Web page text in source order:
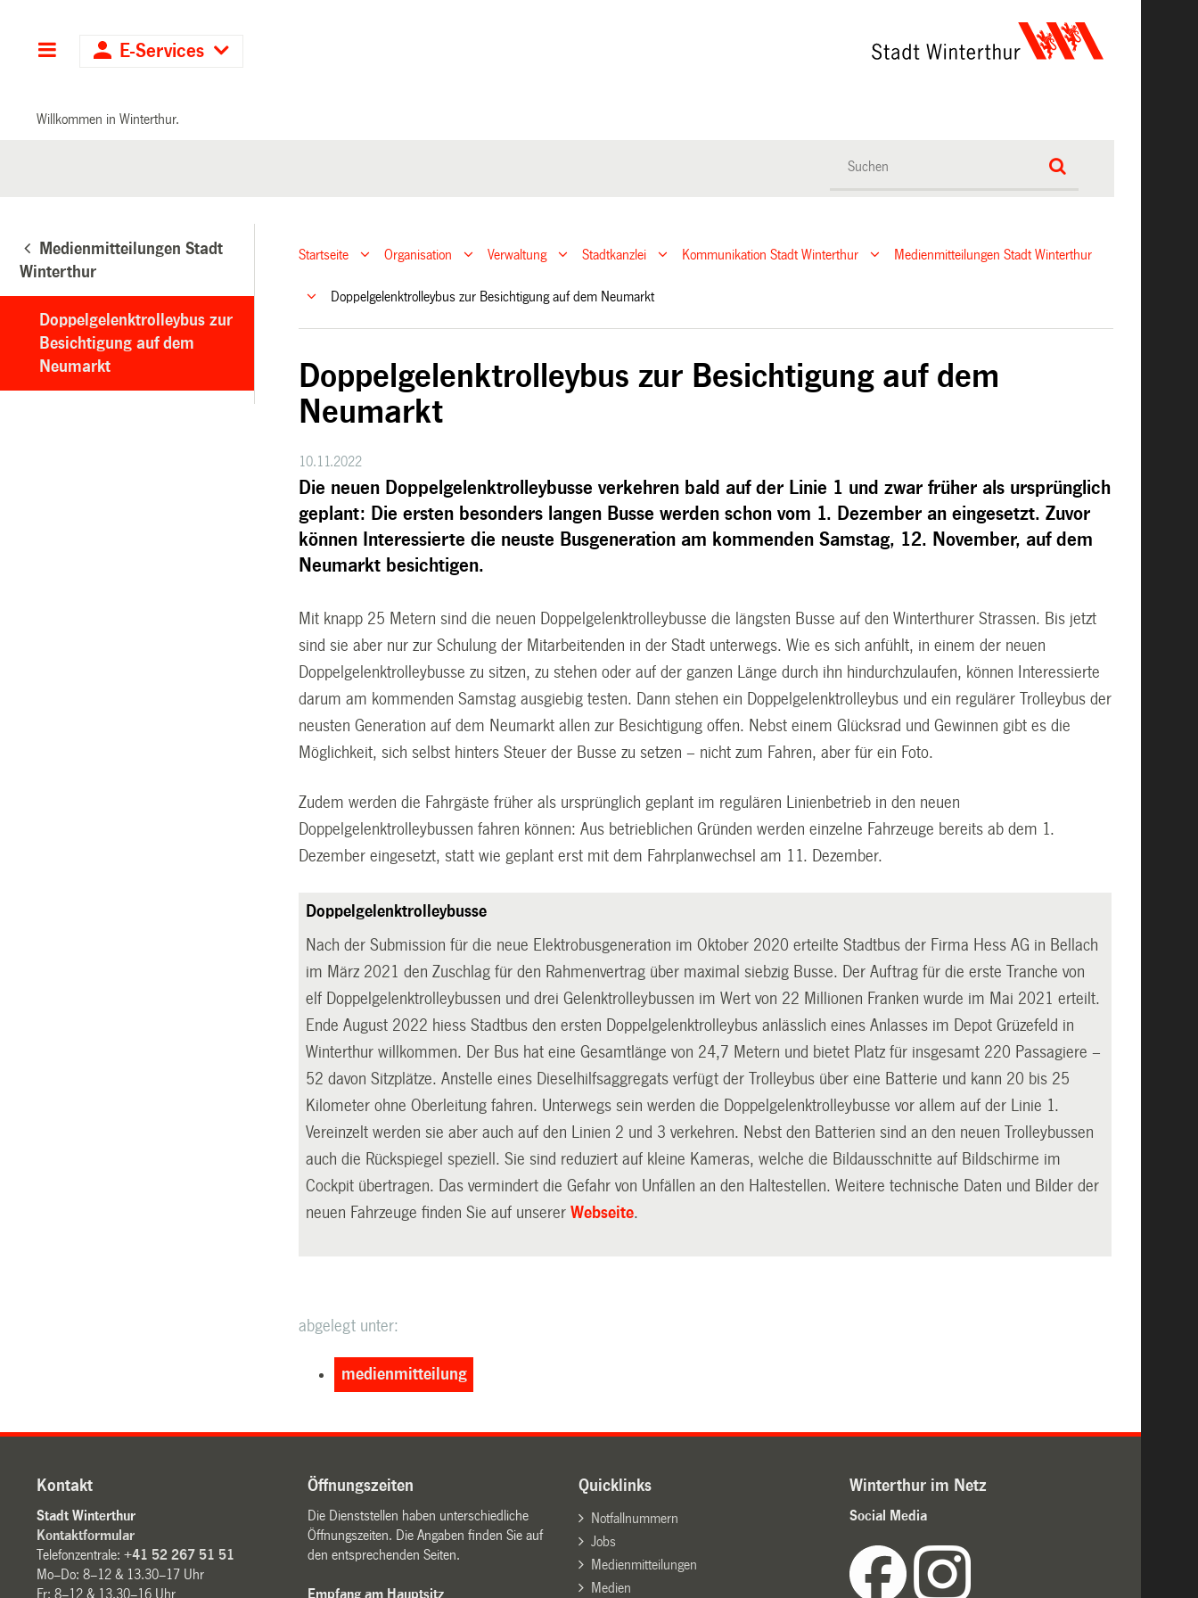
Hauptnavigation
E-Services
Willkommen in Winterthur.
Medienmitteilungen Stadt
Winterthur
Doppelgelenktrolleybus zur
Besichtigung auf dem
Neumarkt
Startseite Organisation Verwaltung Stadtkanzlei Kommunikation Stadt Winterthur Medienmitteilungen Stadt Winterthur
Doppelgelenktrolleybus zur Besichtigung auf dem Neumarkt
Doppelgelenktrolleybus zur Besichtigung auf dem
Neumarkt
10.11.2022
Die neuen Doppelgelenktrolleybusse verkehren bald auf der Linie 1 und zwar früher als ursprünglich
geplant: Die ersten besonders langen Busse werden schon vom 1. Dezember an eingesetzt. Zuvor
können Interessierte die neuste Busgeneration am kommenden Samstag, 12. November, auf dem
Neumarkt besichtigen.
Mit knapp 25 Metern sind die neuen Doppelgelenktrolleybusse die längsten Busse auf den Winterthurer Strassen. Bis jetzt
sind sie aber nur zur Schulung der Mitarbeitenden in der Stadt unterwegs. Wie es sich anfühlt, in einem der neuen
Doppelgelenktrolleybusse zu sitzen, zu stehen oder auf der ganzen Länge durch ihn hindurchzulaufen, können Interessierte
darum am kommenden Samstag ausgiebig testen. Dann stehen ein Doppelgelenktrolleybus und ein regulärer Trolleybus der
neusten Generation auf dem Neumarkt allen zur Besichtigung offen. Nebst einem Glücksrad und Gewinnen gibt es die
Möglichkeit, sich selbst hinters Steuer der Busse zu setzen – nicht zum Fahren, aber für ein Foto.
Zudem werden die Fahrgäste früher als ursprünglich geplant im regulären Linienbetrieb in den neuen
Doppelgelenktrolleybussen fahren können: Aus betrieblichen Gründen werden einzelne Fahrzeuge bereits ab dem 1.
Dezember eingesetzt, statt wie geplant erst mit dem Fahrplanwechsel am 11. Dezember.
Doppelgelenktrolleybusse
Nach der Submission für die neue Elektrobusgeneration im Oktober 2020 erteilte Stadtbus der Firma Hess AG in Bellach
im März 2021 den Zuschlag für den Rahmenvertrag über maximal siebzig Busse. Der Auftrag für die erste Tranche von
elf Doppelgelenktrolleybussen und drei Gelenktrolleybussen im Wert von 22 Millionen Franken wurde im Mai 2021 erteilt.
Ende August 2022 hiess Stadtbus den ersten Doppelgelenktrolleybus anlässlich eines Anlasses im Depot Grüzefeld in
Winterthur willkommen. Der Bus hat eine Gesamtlänge von 24,7 Metern und bietet Platz für insgesamt 220 Passagiere –
52 davon Sitzplätze. Anstelle eines Dieselhilfsaggregats verfügt der Trolleybus über eine Batterie und kann 20 bis 25
Kilometer ohne Oberleitung fahren. Unterwegs sein werden die Doppelgelenktrolleybusse vor allem auf der Linie 1.
Vereinzelt werden sie aber auch auf den Linien 2 und 3 verkehren. Nebst den Batterien sind an den neuen Trolleybussen
auch die Rückspiegel speziell. Sie sind reduziert auf kleine Kameras, welche die Bildausschnitte auf Bildschirme im
Cockpit übertragen. Das vermindert die Gefahr von Unfällen an den Haltestellen. Weitere technische Daten und Bilder der
neuen Fahrzeuge finden Sie auf unsererWebseite.
abgelegt unter:
medienmitteilung
Kontakt
Stadt Winterthur
Kontaktformular
Telefonzentrale:+41 52 267 51 51
Mo–Do: 8–12 & 13.30–17 Uhr
Fr: 8–12 & 13.30–16 Uhr
Öffnungszeiten
Die Dienststellen haben unterschiedliche
Öffnungszeiten. Die Angaben finden Sie auf
den entsprechenden Seiten.
Empfang am Hauptsitz
Quicklinks
Notfallnummern
Jobs
Medienmitteilungen
Medien
Winterthur im Netz
Social Media